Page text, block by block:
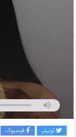
توییتر فیسبوک